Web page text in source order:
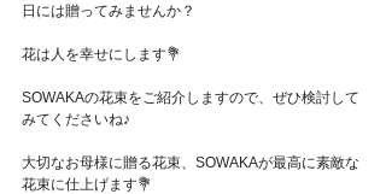
Featured Posts
日には贈ってみませんか？
花は人を幸せにします💐
SOWAKAの花束をご紹介しますので、ぜひ検討して
みてくださいね♪
大切なお母様に贈る花束、SOWAKAが最高に素敵な
花束に仕上げます💐